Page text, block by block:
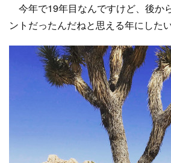
今年で19年目なんですけど、後か
ントだったんだねと思える年にした